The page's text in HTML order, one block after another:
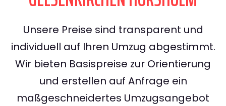
Unsere Preise sind transparent und
individuell auf Ihren Umzug abgestimmt.
Wir bieten Basispreise zur Orientierung
und erstellen auf Anfrage ein
maßgeschneidertes Umzugsangebot